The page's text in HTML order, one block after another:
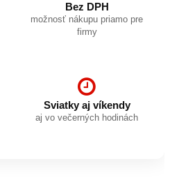
Bez DPH
možnosť nákupu priamo pre
firmy
Sviatky aj víkendy
aj vo večerných hodinách